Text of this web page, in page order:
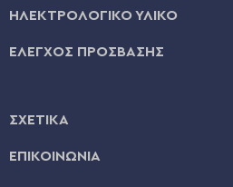
ΗΛΕΚΤΡΟΛΟΓΙΚΟ ΥΛΙΚΟ
ΕΛΕΓΧΟΣ ΠΡΟΣΒΑΣΗΣ
ΣΧΕΤΙΚΑ
ΕΠΙΚΟΙΝΩΝΙΑ